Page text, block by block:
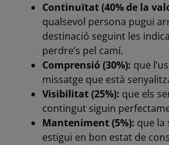
Continuïtat (40% de la
qualsevol persona pugui
destinació seguint les
perdre’s pel camí.
Comprensió (30%): que
missatge que està
Visibilitat (25%): que els
contingut siguin
Manteniment (5%): que la
estigui en bon estat de